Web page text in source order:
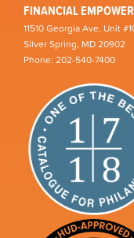
FINANCIAL
11510 Georgia Ave, Unit
Silver Spring, MD 20902
Phone: 202-540-7400